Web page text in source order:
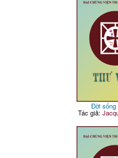
Đời sống
Tác giả: